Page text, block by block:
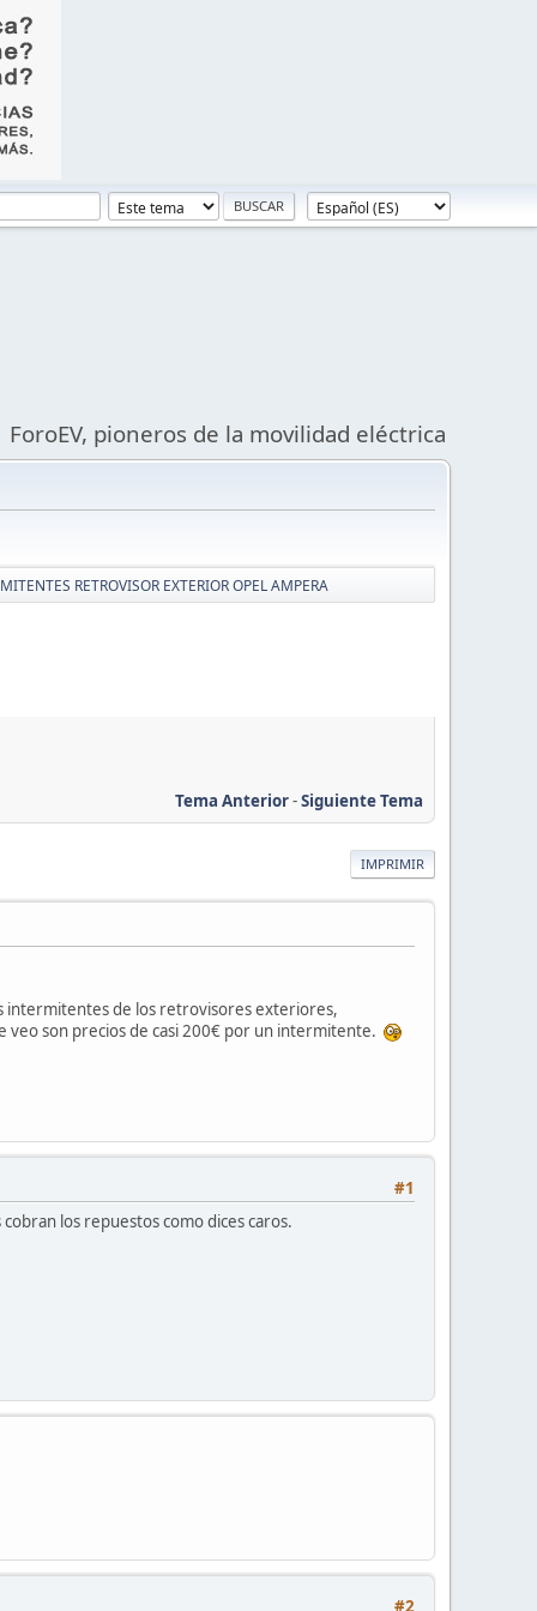
ForoEV, pioneros de la movilidad eléctrica
RETROVISOR EXTERIOR OPEL AMPERA
Tema Anterior-Siguiente Tema
IMPRIMIR
intermitentes de los retrovisores exteriores,
veo son precios de casi 200€ por un intermitente.
#1
los repuestos como dices caros.
#2